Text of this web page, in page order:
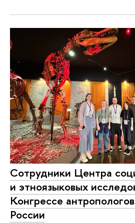
Сотрудники Центра
и этноязыковых
Конгрессе
России